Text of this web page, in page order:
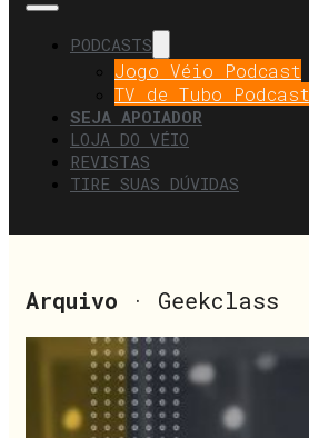
PODCASTS
Jogo Véio Podcast
TV de Tubo Podcast
SEJA APOIADOR
LOJA DO VÉIO
REVISTAS
TIRE SUAS DÚVIDAS
Arquivo · Geekclass